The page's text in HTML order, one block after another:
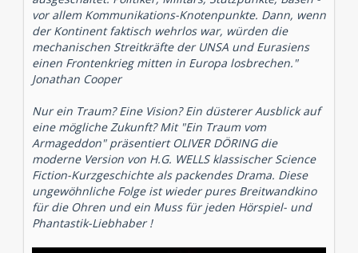
vor allem Kommunikations-Knotenpunkte. Dann, wenn
der Kontinent faktisch wehrlos war, würden die
mechanischen Streitkräfte der UNSA und Eurasiens
einen Frontenkrieg mitten in Europa losbrechen."
Jonathan Cooper
Nur ein Traum? Eine Vision? Ein düsterer Ausblick auf
eine mögliche Zukunft? Mit "Ein Traum vom
Armageddon" präsentiert OLIVER DÖRING die
moderne Version von H.G. WELLS klassischer Science
Fiction-Kurzgeschichte als packendes Drama. Diese
ungewöhnliche Folge ist wieder pures Breitwandkino
für die Ohren und ein Muss für jeden Hörspiel- und
Phantastik-Liebhaber !